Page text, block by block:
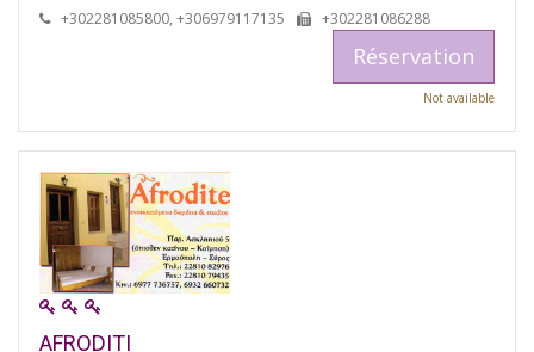
+302281085800, +306979117135 +302281086288
Réservation
Not available
AFRODITI